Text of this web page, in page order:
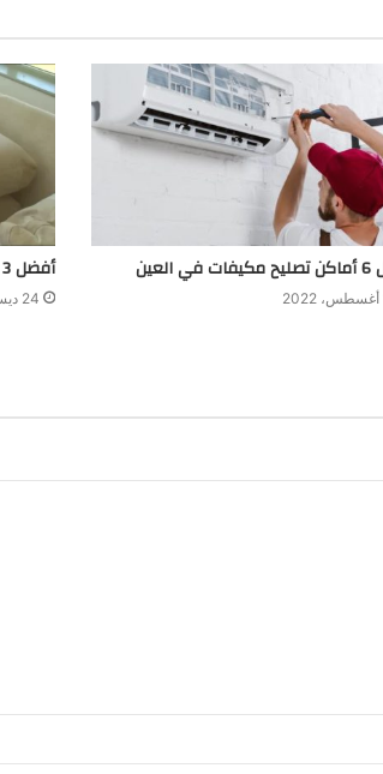
أفضل 3 شركات تنظيف كنب في عجمان
24 ديسمبر، 2022